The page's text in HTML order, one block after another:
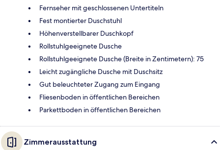
Fernseher mit geschlossenen Untertiteln
Fest montierter Duschstuhl
Höhenverstellbarer Duschkopf
Rollstuhlgeeignete Dusche
Rollstuhlgeeignete Dusche (Breite in Zentimetern): 75
Leicht zugängliche Dusche mit Duschsitz
Gut beleuchteter Zugang zum Eingang
Fliesenboden in öffentlichen Bereichen
Parkettboden in öffentlichen Bereichen
Zimmerausstattung